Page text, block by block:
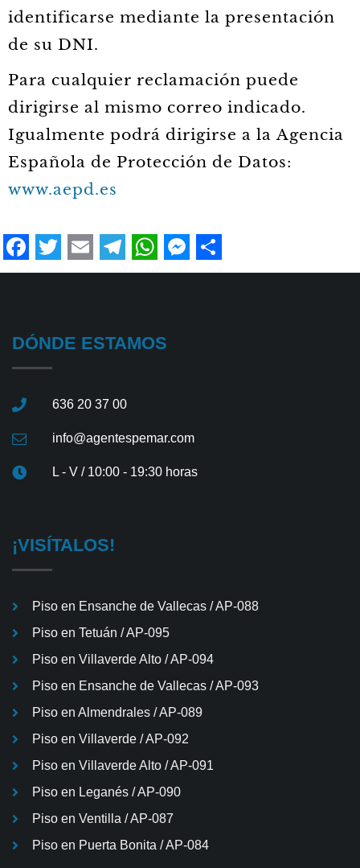
identificarse mediante la presentación
de su DNI.
Para cualquier reclamación puede
dirigirse al mismo correo indicado.
Igualmente podrá dirigirse a la Agencia
Española de Protección de Datos:
www.aepd.es
Facebook
Twitter
EmailTelegram
WhatsApp
Messenger
Share
DÓNDE ESTAMOS
636 20 37 00
info@agentespemar.com
L - V / 10:00 - 19:30 horas
¡VISÍTALOS!
Piso en Ensanche de Vallecas / AP-088
Piso en Tetuán / AP-095
Piso en Villaverde Alto / AP-094
Piso en Ensanche de Vallecas / AP-093
Piso en Almendrales / AP-089
Piso en Villaverde / AP-092
Piso en Villaverde Alto / AP-091
Piso en Leganés / AP-090
Piso en Ventilla / AP-087
Piso en Puerta Bonita / AP-084